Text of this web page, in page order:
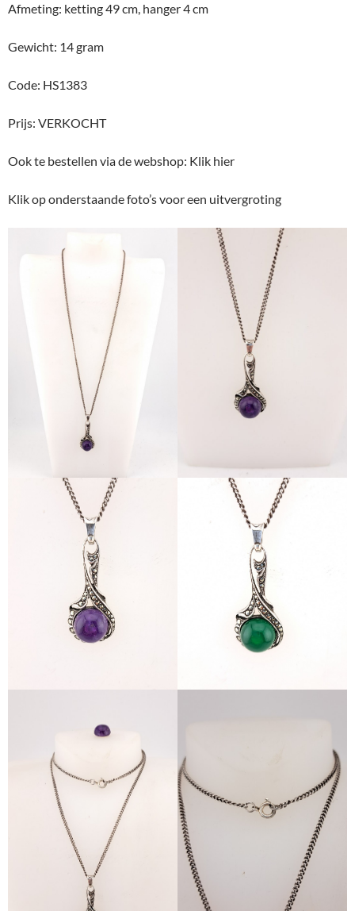
Afmeting: ketting 49 cm, hanger 4 cm
Gewicht: 14 gram
Code: HS1383
Prijs: VERKOCHT
Ook te bestellen via de webshop: Klik hier
Klik op onderstaande foto’s voor een uitvergroting